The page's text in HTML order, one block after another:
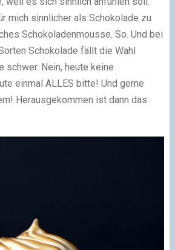
mich sinnlicher als Schokolade zu
Schokoladenmousse. So. Und bei
Schokolade fällt die Wahl
schwer. Nein, heute keine
einmal ALLES bitte! Und gerne
Herausgekommen ist dann das